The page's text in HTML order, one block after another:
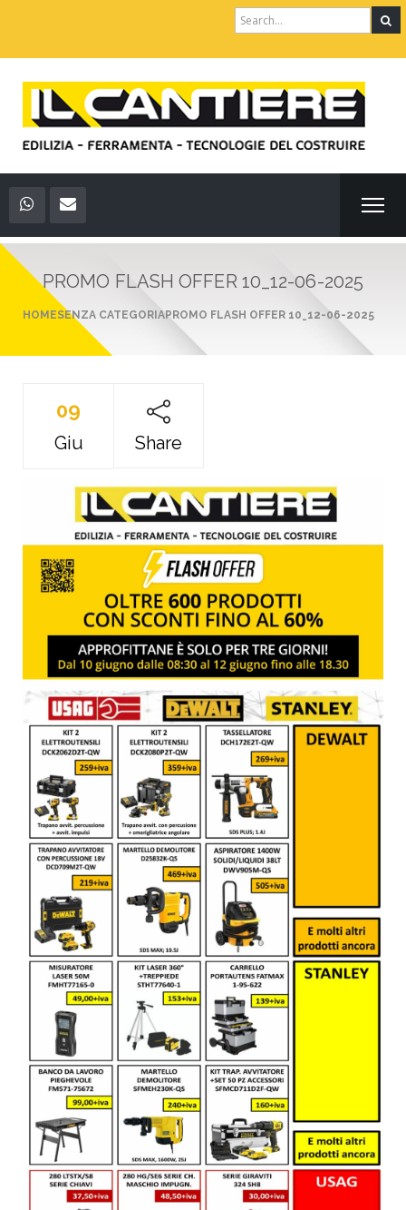
Search
for:
PROMO FLASH OFFER 10_12-06-2025
HOMESENZA CATEGORIAPROMO FLASH OFFER 10_12-06-2025
09
Giu Share